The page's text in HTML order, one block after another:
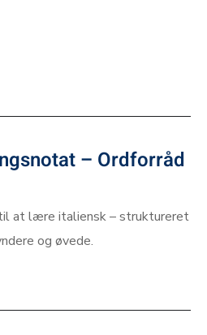
– Ordforråd
at lære italiensk – struktureret
og øvede.